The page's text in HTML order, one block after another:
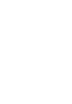
。
ようお願いしま
ズにご登録され
社の共同利用者
」に記載されて
さない年数を意
、取り引きをい
オムロン制御